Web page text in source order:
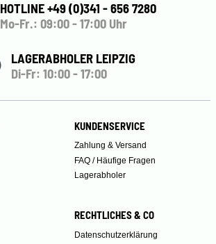
HOTLINE +49 (0)341 - 656 7280
Mo-Fr.: 09:00 - 17:00 Uhr
LAGERABHOLER LEIPZIG
Di-Fr: 10:00 - 17:00
KUNDENSERVICE
Zahlung & Versand
FAQ / Häufige Fragen
Lagerabholer
RECHTLICHES & CO
Datenschutzerklärung